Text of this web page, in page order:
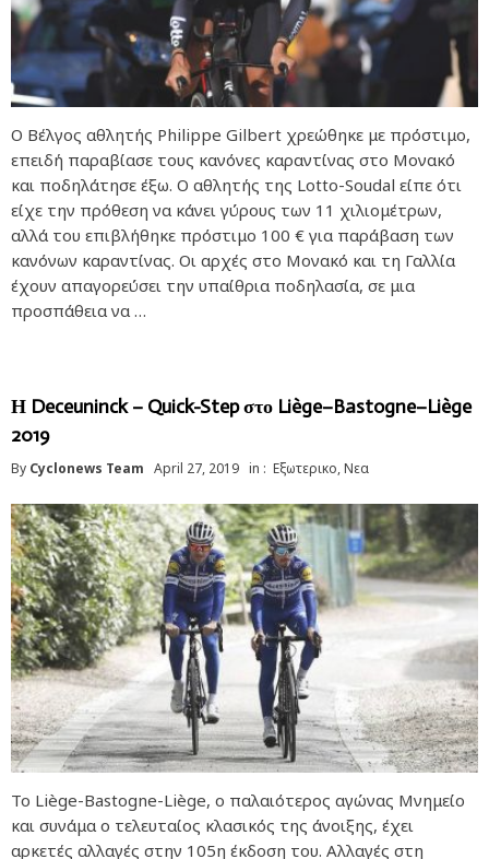
Ο Βέλγος αθλητής Philippe Gilbert χρεώθηκε με πρόστιμο,
επειδή παραβίασε τους κανόνες καραντίνας στο Μονακό
και ποδηλάτησε έξω. Ο αθλητής της Lotto-Soudal είπε ότι
είχε την πρόθεση να κάνει γύρους των 11 χιλιομέτρων,
αλλά του επιβλήθηκε πρόστιμο 100 € για παράβαση των
κανόνων καραντίνας. Οι αρχές στο Μονακό και τη Γαλλία
έχουν απαγορεύσει την υπαίθρια ποδηλασία, σε μια
προσπάθεια να …
Η Deceuninck – Quick-Step στο Liège–Bastogne–Liège
2019
By Cyclonews Team April 27, 2019 in : Εξωτερικο,Νεα
Το Liège-Bastogne-Liège, ο παλαιότερος αγώνας Μνημείο
και συνάμα ο τελευταίος κλασικός της άνοιξης, έχει
αρκετές αλλαγές στην 105η έκδοση του. Αλλαγές στη